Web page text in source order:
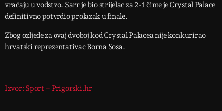
vraćaju u vodstvo. Sarr je bio strijelac za 2-1 čime je Crystal Palace
definitivno potvrdio prolazak u finale.
Zbog ozljede za ovaj dvoboj kod Crystal Palacea nije konkurirao
hrvatski reprezentativac Borna Sosa.
Izvor: Sport – Prigorski.hr